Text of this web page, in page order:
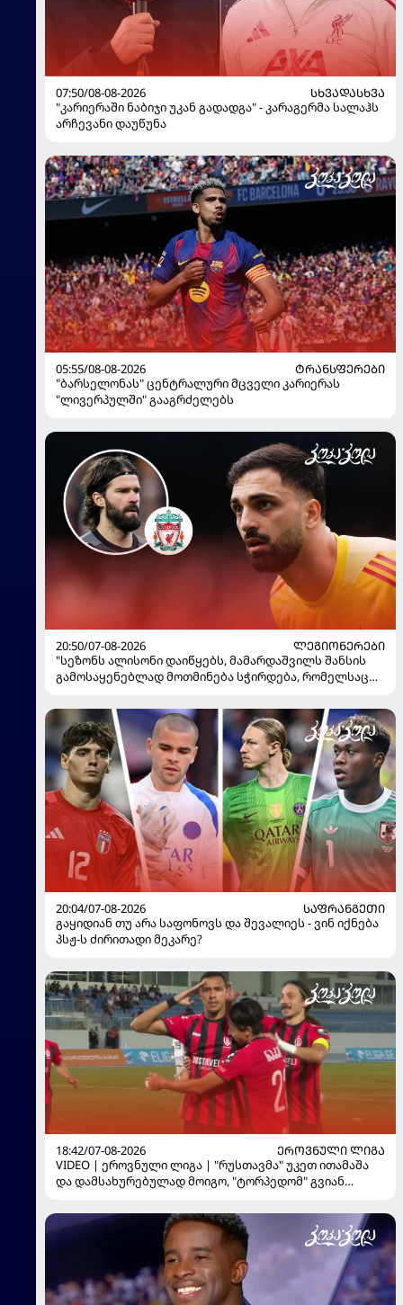
07:50/08-08-2026
ᲡᲮᲕᲐᲓᲐᲡᲮᲕᲐ
"კარიერაში ნაბიჯი უკან გადადგა" - კარაგერმა სალაჰს
არჩევანი დაუწუნა
05:55/08-08-2026
ᲢᲠᲐᲜᲡᲤᲔᲠᲔᲑᲘ
"ბარსელონას" ცენტრალური მცველი კარიერას
"ლივერპულში" გააგრძელებს
20:50/07-08-2026
ᲚᲔᲒᲘᲝᲜᲔᲠᲔᲑᲘ
"სეზონს ალისონი დაიწყებს, მამარდაშვილს შანსის
გამოსაყენებლად მოთმინება სჭირდება, რომელსაც
ყოფილმა მეკარემ
20:04/07-08-2026
ᲡᲐᲤᲠᲐᲜᲒᲔᲗᲘ
გაყიდიან თუ არა საფონოვს და შევალიეს - ვინ იქნება
პსჟ-ს ძირითადი მეკარე?
18:42/07-08-2026
ᲔᲠᲝᲕᲜᲣᲚᲘ ᲚᲘᲒᲐ
VIDEO | ეროვნული ლიგა | "რუსთავმა" უკეთ ითამაშა
და დამსახურებულად მოიგო, "ტორპედომ" გვიან